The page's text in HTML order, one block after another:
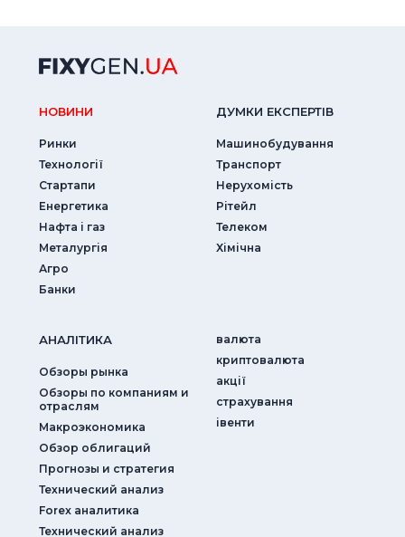
НОВИНИ
Ринки
Технології
Стартапи
Енергетика
Нафта і газ
Металургія
Агро
Банки
ДУМКИ ЕКСПЕРТIВ
Машинобудування
Транспорт
Нерухомість
Рітейл
Телеком
Хімічна
АНАЛIТИКА
Обзоры рынка
Обзоры по компаниям и
отраслям
Макроэкономика
Обзор облигаций
Прогнозы и стратегия
Технический анализ
Forex аналитика
Технический анализ
валюта
криптовалюта
акції
страхування
iвенти